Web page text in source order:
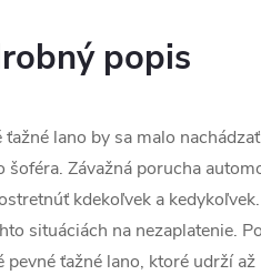
popis
ťažné lano by sa malo
šoféra. Závažná porucha
kdekoľvek a
situáciách na nezaplatenie.
pevné ťažné lano, ktoré udrží až